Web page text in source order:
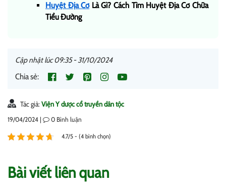
Huyệt Địa CơLà Gì? Cách Tìm Huyệt Địa Cơ Chữa
Tiểu Đường
Cập nhật lúc 09:35 - 31/10/2024
Chia sẻ:
Tác giả: Viện Y dược cổ truyền dân tộc
19/04/2024 | 0 Bình luận
4.7/5 - (4 bình chọn)
Bài viết liên quan